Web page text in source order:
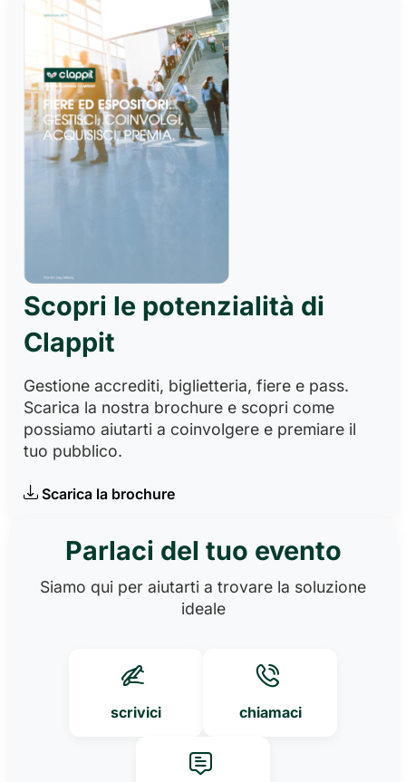
Scopri le potenzialità di
Clappit
Gestione accrediti, biglietteria, fiere e pass.
Scarica la nostra brochure e scopri come
possiamo aiutarti a coinvolgere e premiare il
tuo pubblico.
Scarica la brochure
Parlaci del tuo evento
Siamo qui per aiutarti a trovare la soluzione
ideale
scrivici chiamaci